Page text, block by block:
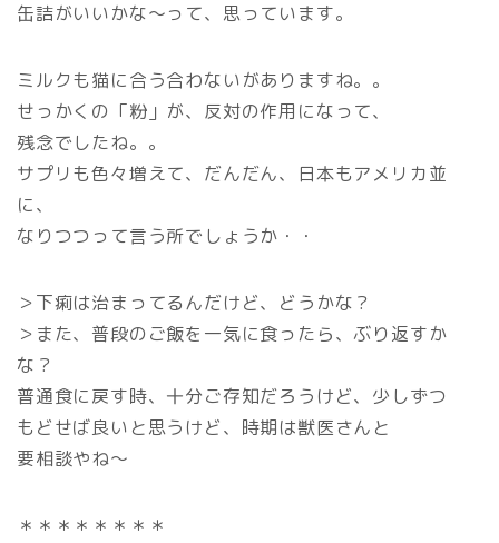
缶詰がいいかな～って、思っています。
ミルクも猫に合う合わないがありますね。。
せっかくの「粉」が、反対の作用になって、
残念でしたね。。
サプリも色々増えて、だんだん、日本もアメリカ並
に、
なりつつって言う所でしょうか・・
＞下痢は治まってるんだけど、どうかな？
＞また、普段のご飯を一気に食ったら、ぶり返すか
な？
普通食に戻す時、十分ご存知だろうけど、少しずつ
もどせば良いと思うけど、時期は獣医さんと
要相談やね～
＊＊＊＊＊＊＊＊